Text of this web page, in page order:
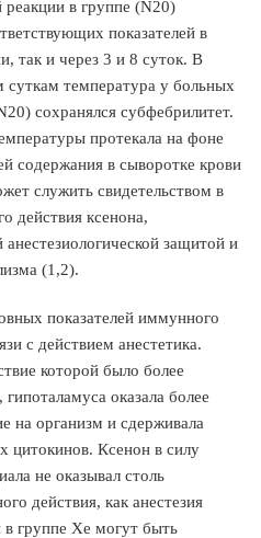
в группе (N20)
показателей в
так и через 3 и 8 суток. В
температура у больных
сохранялся субфебрилитет.
протекала на фоне
содержания в сыворотке крови
служить свидетельством в
действия ксенона,
защитой и
(1,2).
показателей иммунного
с действием анестетика.
которой было более
оказала более
на организм и сдерживала
цитокинов. Ксенон в силу
не оказывал столь
действия, как анестезия
в группе Хе могут быть